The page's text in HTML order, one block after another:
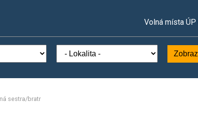
Volná místa ÚP
sestra/bratr